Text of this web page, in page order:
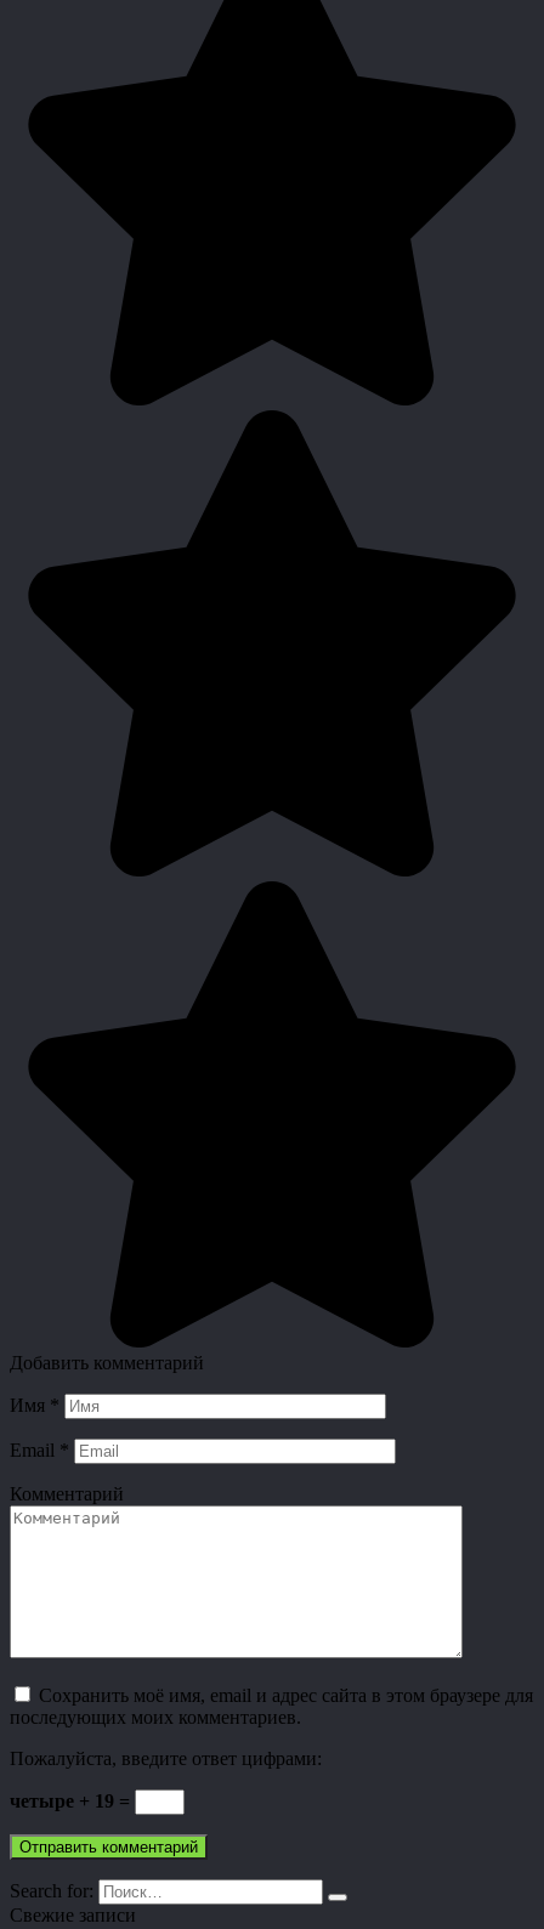
Добавить комментарий
Имя *
Email *
Комментарий
Сохранить моё имя, email и адрес сайта в этом браузере для
последующих моих комментариев.
Пожалуйста, введите ответ цифрами:
четыре + 19 =
Search for:
Свежие записи